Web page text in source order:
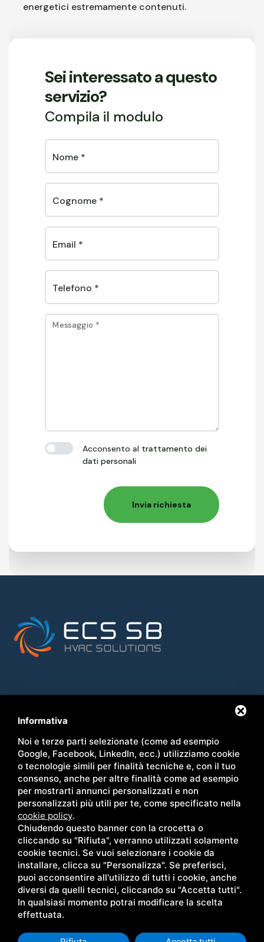
Informativa
Noi e terze parti selezionate (come ad esempio
Google, Facebook, LinkedIn, ecc.) utilizziamo cookie
o tecnologie simili per finalità tecniche e, con il tuo
consenso, anche per altre finalità come ad esempio
per mostrarti annunci personalizzati e non
personalizzati più utili per te, come specificato nella
cookie policy.
Chiudendo questo banner con la crocetta o
cliccando su "Rifiuta", verranno utilizzati solamente
cookie tecnici. Se vuoi selezionare i cookie da
installare, clicca su "Personalizza". Se preferisci,
puoi acconsentire all'utilizzo di tutti i cookie, anche
diversi da quelli tecnici, cliccando su "Accetta tutti".
In qualsiasi momento potrai modificare la scelta
effettuata.
energetici estremamente contenuti.
Sei interessato a questo
servizio?
Compila il modulo
Nome *
Cognome *
Email *
Telefono *
Messaggio *
Acconsento al trattamento dei
dati personali
Invia richiesta
02 49597011
347 7620247
info@ecssb.com
20004 Arluno, (MI)
Link rapidi
Chi siamo
Soluzioni
Servizi
Blog
Lavora con noi
Company Profile
Partners
Contatti
Follow Us
ECS SB / P. IVA 02649370745 /
POLICY
TERMINI DI SERVIZIO DI GOOGLE